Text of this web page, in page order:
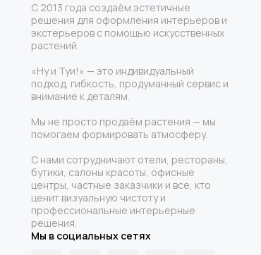
С 2013 года создаём эстетичные
решения для оформления интерьеров и
экстерьеров с помощью искусственных
растений.
«Ну и Туи!» — это индивидуальный
подход, гибкость, продуманный сервис и
внимание к деталям.
Мы не просто продаём растения — мы
помогаем формировать атмосферу.
С нами сотрудничают отели, рестораны,
бутики, салоны красоты, офисные
центры, частные заказчики и все, кто
ценит визуальную чистоту и
профессиональные интерьерные
решения.
Мы в социальных сетях